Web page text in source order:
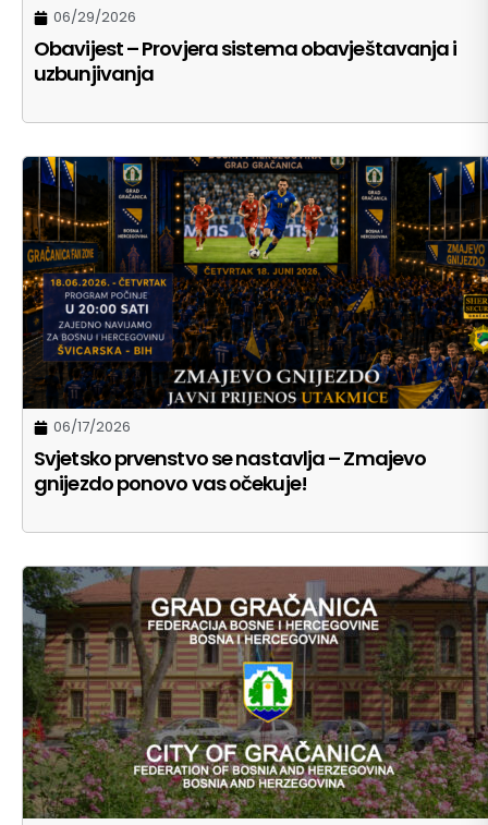
06/29/2026
Obavijest – Provjera sistema obavještavanja i
uzbunjivanja
06/17/2026
Svjetsko prvenstvo se nastavlja – Zmajevo
gnijezdo ponovo vas očekuje!